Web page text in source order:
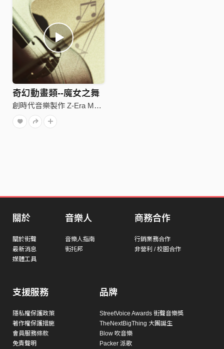
奇幻動畫類--魔女之舞
創時代音樂製作 Z-Era Music Studio
關於
關於街聲
最新消息
媒體工具
音樂人
音樂人指南
街托邦
商務合作
行銷業務合作
非營利 / 校園合作
支援服務
隱私權保護政策
著作權保護措施
會員服務條款
免責聲明
品牌
StreetVoice Awards 街聲音樂獎
TheNextBigThing 大團誕生
Blow 吹音樂
Packer 派歌